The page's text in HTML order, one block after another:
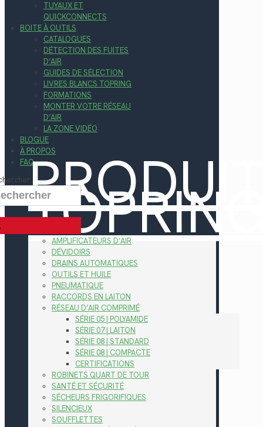
TUYAUX ET
QUICKCONNECTS
BOITE À OUTILS
CATALOGUES
DÉTECTION DES FUITES
D’AIR
GUIDES DE SÉLECTION
LIVRES BLANCS TOPRING
FORMATIONS
MONTER VOTRE RÉSEAU
D’AIR
LA ZONE VIDÉO
BLOGUE
À PROPOS
FAQ
AMPLIFICATEURS D’AIR
DÉVIDOIRS
DRAINS AUTOMATIQUES
OUTILS ET HUILE
PNEUMATIQUE
RACCORDS EN LAITON
RÉSEAU D’AIR COMPRIMÉ
SÉRIE 05 | POLYAMIDE
SÉRIE 07 | LAITON
SÉRIE 08 | STANDARD
SÉRIE 08 | COMPACTE
CERTIFICATIONS
ROBINETS QUART DE TOUR
SANTÉ ET SÉCURITÉ
SÉCHEURS FRIGORIFIQUES
SILENCIEUX
SOUFFLETTES